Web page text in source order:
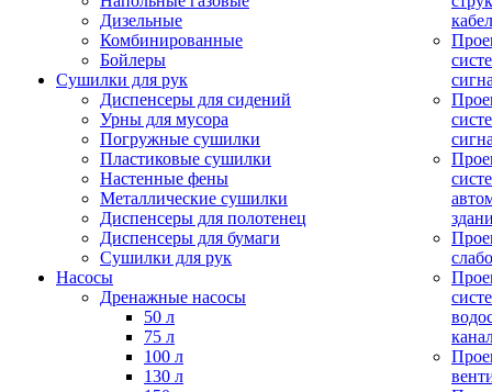
Дизельные
Комбинированные
Бойлеры
Сушилки для рук
Диспенсеры для сидений
Урны для мусора
Погружные сушилки
Пластиковые сушилки
Настенные фены
Металлические сушилки
Диспенсеры для полотенец
Диспенсеры для бумаги
Сушилки для рук
Насосы
Дренажные насосы
50 л
75 л
100 л
130 л